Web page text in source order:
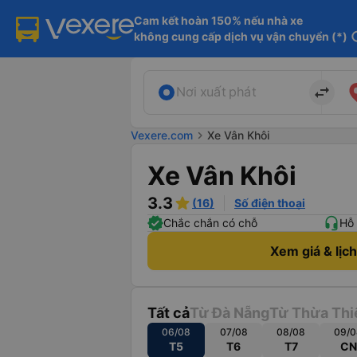
Cam kết hoàn 150% nếu nhà xe
không cung cấp dịch vụ vận chuyển (*)
Nơi xuất phát import_export
Vexere.com chevron_right Xe Vân Khôi
Xe Vân Khôi
3.3 (16)
Số điện thoại
Chắc chắn có chỗ
Xem giá &
Tất cảTừ Đà NẵngTừ Thừa
06/08
T5
07/08
T6
08/08
T7
09/
CN